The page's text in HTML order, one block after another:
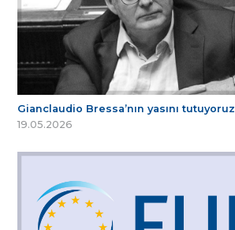
Gianclaudio Bressa’nın yasını tutuyoruz
19.05.2026